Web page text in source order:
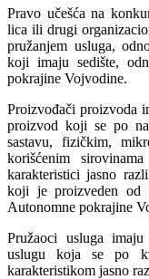
Pravo učešća na
lica ili drugi
pružanjem usluga,
koji imaju sedište,
pokrajine Vojvodine.
Proizvođači proizvoda
proizvod koji se po
sastavu, fizičkim,
korišćenim
karakteristici jasno
koji je proizveden od
Autonomne pokrajine
Pružaoci usluga
uslugu koja se po
karakteristikom jasno